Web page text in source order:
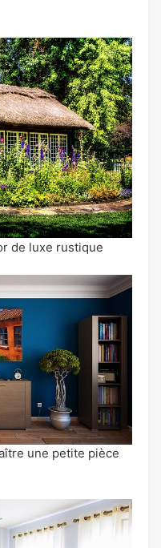
de luxe rustique
une petite pièce